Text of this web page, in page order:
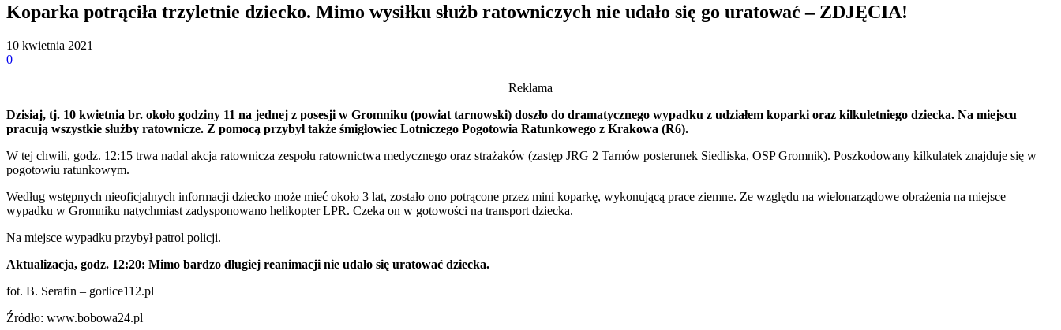
Koparka potrąciła trzyletnie dziecko. Mimo wysiłku służb ratowniczych nie udało się go uratować – ZDJĘCIA!
10 kwietnia 2021
0
Reklama
Dzisiaj, tj. 10 kwietnia br. około godziny 11 na jednej z posesji w Gromniku (powiat tarnowski) doszło do dramatycznego wypadku z udziałem koparki oraz kilkuletniego dziecka. Na miejscu
pracują wszystkie służby ratownicze. Z pomocą przybył także śmigłowiec Lotniczego Pogotowia Ratunkowego z Krakowa (R6).
W tej chwili, godz. 12:15 trwa nadal akcja ratownicza zespołu ratownictwa medycznego oraz strażaków (zastęp JRG 2 Tarnów posterunek Siedliska, OSP Gromnik). Poszkodowany kilkulatek znajduje się w
pogotowiu ratunkowym.
Według wstępnych nieoficjalnych informacji dziecko może mieć około 3 lat, zostało ono potrącone przez mini koparkę, wykonującą prace ziemne. Ze względu na wielonarządowe obrażenia na miejsce
wypadku w Gromniku natychmiast zadysponowano helikopter LPR. Czeka on w gotowości na transport dziecka.
Na miejsce wypadku przybył patrol policji.
Aktualizacja, godz. 12:20: Mimo bardzo długiej reanimacji nie udało się uratować dziecka.
fot. B. Serafin – gorlice112.pl
Źródło: www.bobowa24.pl